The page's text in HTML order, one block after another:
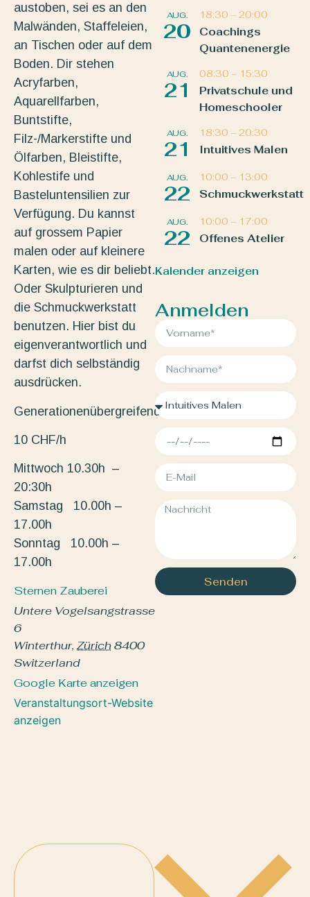
austoben, sei es an den
Malwänden, Staffeleien,
an Tischen oder auf dem
Boden. Dir stehen
Acryfarben,
Aquarellfarben,
Buntstifte,
Filz-/Markerstifte und
Ölfarben, Bleistifte,
Kohlestife und
Basteluntensilien zur
Verfügung. Du kannst
auf grossem Papier
malen oder auf kleinere
Karten, wie es dir beliebt.
Oder Skulpturieren und
die Schmuckwerkstatt
benutzen. Hier bist du
eigenverantwortlich und
darfst dich selbständig
ausdrücken.
Generationenübergreifend.
10 CHF/h
Mittwoch 10.30h –
20:30h
Samstag 10.00h –
17.00h
Sonntag 10.00h –
17.00h
Sternen Zauberei
Untere Vogelsangstrasse
6
Winterthur, Zürich8400
Switzerland
Google Karte anzeigen
Veranstaltungsort-Website
anzeigen
AUG.
20
18:30 – 20:00
Coachings
Quantenenergie
AUG.
21
08:30 – 15:30
Privatschule und
Homeschooler
AUG.
21
18:30 – 20:30
Intuitives Malen
AUG.
22
10:00 – 13:00
Schmuckwerkstatt
AUG.
22
10:00 – 17:00
Offenes Atelier
Kalender anzeigen
Anmelden
Senden